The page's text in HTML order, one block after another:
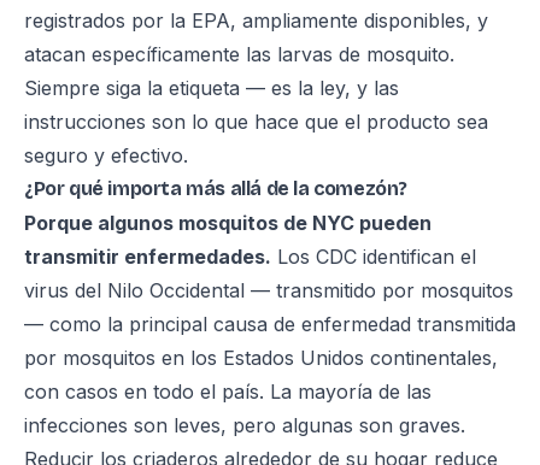
registrados por la EPA, ampliamente disponibles, y
atacan específicamente las larvas de mosquito.
Siempre siga la etiqueta — es la ley, y las
instrucciones son lo que hace que el producto sea
seguro y efectivo.
¿Por qué importa más allá de la comezón?
Porque algunos mosquitos de NYC pueden
transmitir enfermedades. Los CDC identifican el
virus del Nilo Occidental — transmitido por mosquitos
— como la principal causa de enfermedad transmitida
por mosquitos en los Estados Unidos continentales,
con casos en todo el país. La mayoría de las
infecciones son leves, pero algunas son graves.
Reducir los criaderos alrededor de su hogar reduce